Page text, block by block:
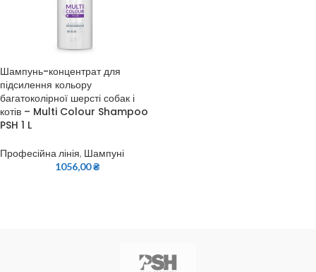
Шампунь-концентрат для
підсилення кольору
багатоколірної шерсті собак і
котів – Multi Colour Shampoo
PSH 1 L
Професійна лінія, Шампуні
1056,00₴